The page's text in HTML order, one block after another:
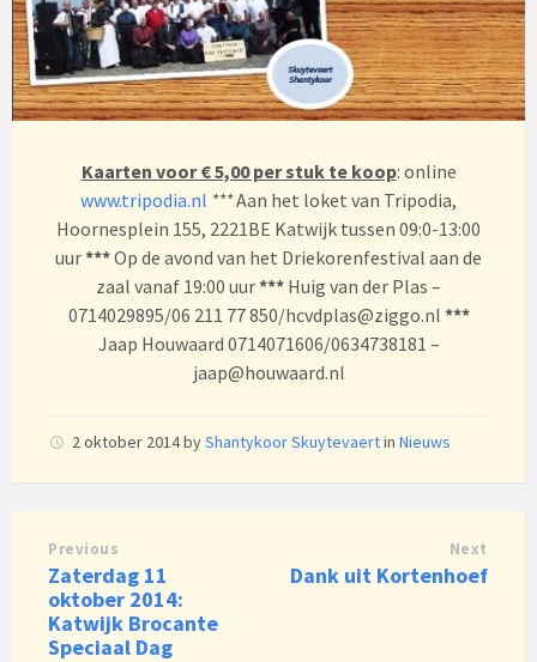
Kaarten voor € 5,00 per stuk te koop: online
www.tripodia.nl ***Aan het loket van Tripodia,
Hoornesplein 155, 2221BE Katwijk tussen 09:0-13:00
uur***Op de avond van het Driekorenfestival aan de
zaal vanaf 19:00 uur*** Huig van der Plas –
0714029895/06 211 77 850/hcvdplas@ziggo.nl ***
Jaap Houwaard 0714071606/0634738181 –
jaap@houwaard.nl
2 oktober 2014byShantykoor Skuytevaertin Nieuws
Previous
Zaterdag 11
oktober 2014:
Katwijk Brocante
Speciaal Dag
Next
Dank uit Kortenhoef